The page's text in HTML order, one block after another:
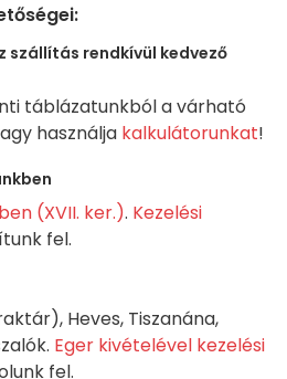
szállítás rendkívül kedvező
táblázatunkból a várható
használja kalkulátorunkat!
(XVII. ker.). Kezelési
fel.
Heves, Tiszanána,
Eger kivételével kezelési
fel.